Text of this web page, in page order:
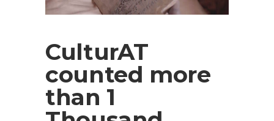
CulturAT
counted more
than 1